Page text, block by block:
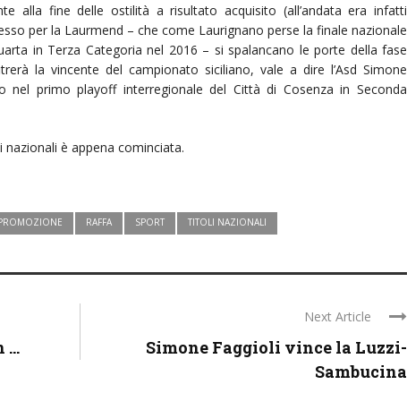
alla fine delle ostilità a risultato acquisito (all’andata era infatti
per la Laurmend – che come Laurignano perse la finale nazionale
in Terza Categoria nel 2016 – si spalancano le porte della fase
la vincente del campionato siciliano, vale a dire l’Asd Simone
nel primo playoff interregionale del Città di Cosenza in Seconda
è appena cominciata.
RAFFA SPORT TITOLI NAZIONALI
...
Next Article
Simone Faggioli vince la Luzzi-
Sambucina